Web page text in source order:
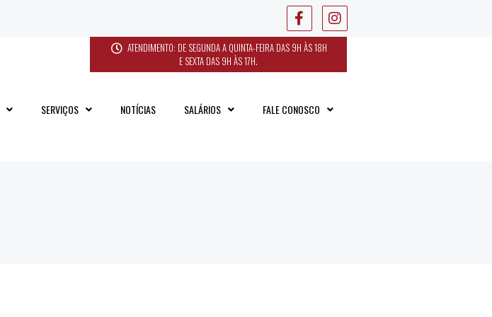
ATENDIMENTO: DE SEGUNDA A QUINTA-FEIRA DAS 9H ÀS 18H
E SEXTA DAS 9H ÀS 17H.
SERVIÇOS NOTÍCIAS SALÁRIOS FALE CONOSCO